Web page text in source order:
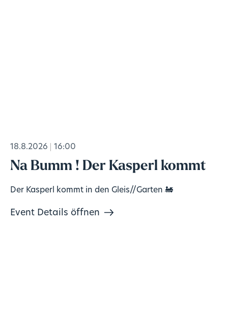
18.8.2026 16:00
Na Bumm ! Der Kasperl kommt
Der Kasperl kommt in den Gleis//Garten 🚂
Event Details öffnen